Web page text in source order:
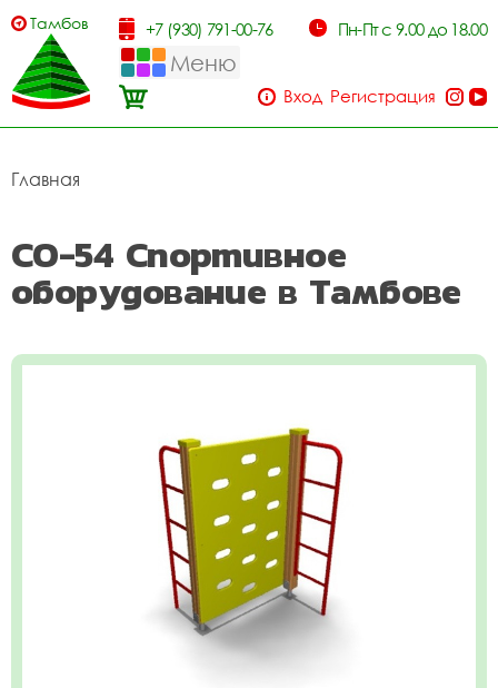
Тамбов +7 (930) 791-00-76 Пн-Пт с 9.00 до 18.00
Меню
Вход Регистрация
Главная
СО-54 Спортивное
оборудование в Тамбове